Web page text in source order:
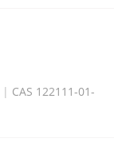
| CAS 122111-01-